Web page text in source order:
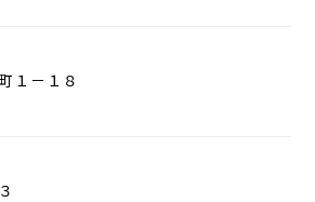
１－１８